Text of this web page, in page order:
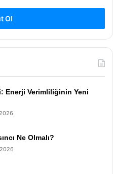
Ol
Enerji Verimliliğinin Yeni
Ne Olmalı?